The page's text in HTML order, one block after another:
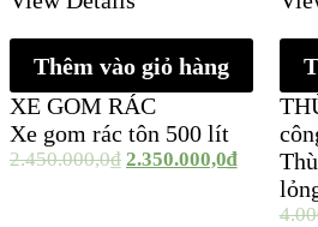
Thêm vào giỏ hàng
XE GOM RÁC
Xe gom rác tôn 500 lít
2.450.000,0₫ 2.350.000,0₫